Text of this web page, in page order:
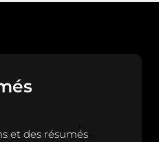
et des résumés